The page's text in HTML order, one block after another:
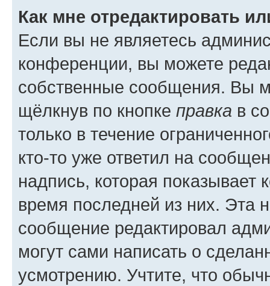
Как мне отредактировать
Если вы не являетесь
конференции, вы можете
собственные сообщения. Вы
щёлкнув по кнопке правка в
только в течение
кто-то уже ответил на
надпись, которая показывает
время последней из них. Эта
сообщение редактировал
могут сами написать о
усмотрению. Учтите, что